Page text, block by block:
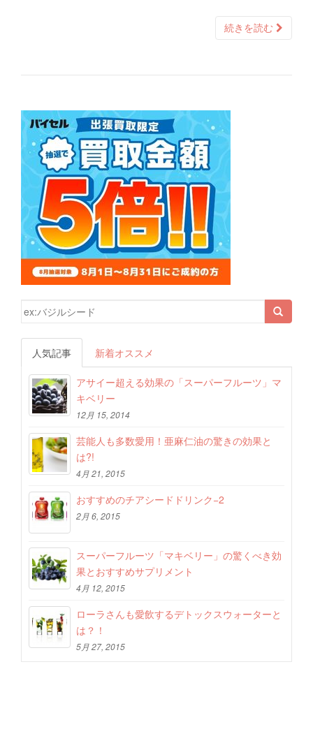
続きを読む
検索結果:
人気記事 新着オススメ
アサイー超える効果の「スーパーフルーツ」マ
キベリー
12月 15, 2014
芸能人も多数愛用！亜麻仁油の驚きの効果と
は?!
4月 21, 2015
おすすめのチアシードドリンク−2
2月 6, 2015
スーパーフルーツ「マキベリー」の驚くべき効
果とおすすめサプリメント
4月 12, 2015
ローラさんも愛飲するデトックスウォーターと
は？！
5月 27, 2015